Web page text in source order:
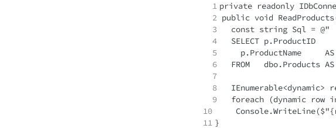
  1
  2
  3
  4
  5
  6
  7
  8
  9
10
11 }